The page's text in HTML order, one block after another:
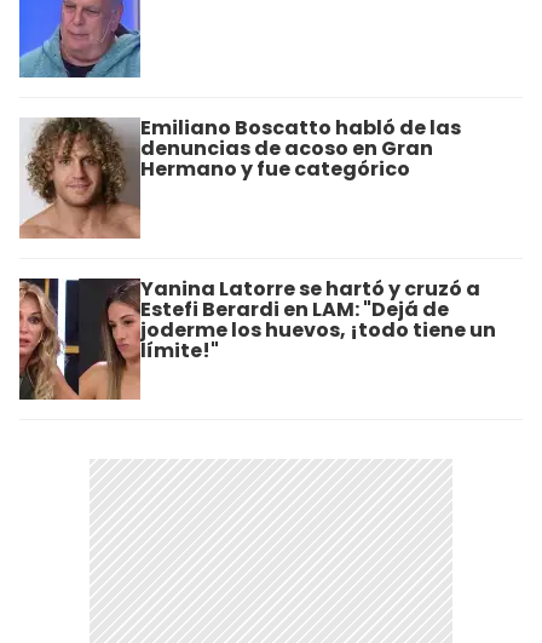
Emiliano Boscatto habló de las
denuncias de acoso en Gran
Hermano y fue categórico
Yanina Latorre se hartó y cruzó a
Estefi Berardi en LAM: "Dejá de
joderme los huevos, ¡todo tiene un
límite!"